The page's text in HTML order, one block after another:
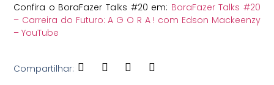
Confira o BoraFazer Talks #20 em: BoraFazer Talks #20
– Carreira do Futuro: A G O R A ! com Edson Mackeenzy
– YouTube
Compartilhar: